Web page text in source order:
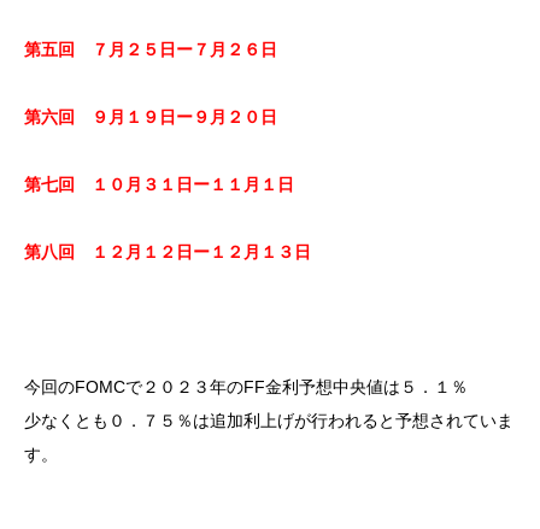
第五回 ７月２５日ー７月２６日
第六回 ９月１９日ー９月２０日
第七回 １０月３１日ー１１月１日
第八回 １２月１２日ー１２月１３日
今回のFOMCで２０２３年のFF金利予想中央値は５．１％
少なくとも０．７５％は追加利上げが行われると予想されていま
す。